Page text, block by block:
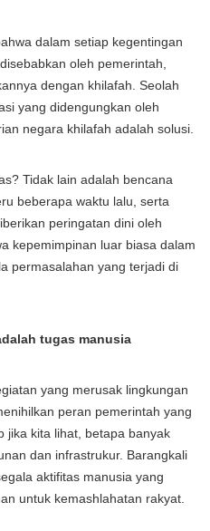
dalam setiap kegentingan
oleh pemerintah,
dengan khilafah. Seolah
yang didengungkan oleh
negara khilafah adalah solusi.
Tidak lain adalah bencana
beberapa waktu lalu, serta
peringatan dini oleh
kepemimpinan luar biasa dalam
permasalahan yang terjadi di
tugas manusia
yang merusak lingkungan
peran pemerintah yang
jika kita lihat, betapa banyak
dan infrastrukur. Barangkali
aktifitas manusia yang
untuk kemashlahatan rakyat.